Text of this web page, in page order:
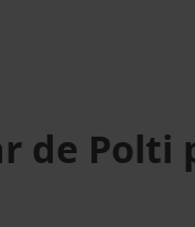
de Polti